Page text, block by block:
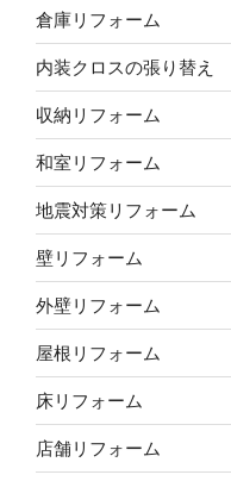
倉庫リフォーム
内装クロスの張り替え
収納リフォーム
和室リフォーム
地震対策リフォーム
壁リフォーム
外壁リフォーム
屋根リフォーム
床リフォーム
店舗リフォーム